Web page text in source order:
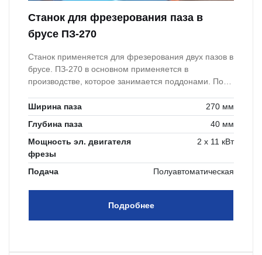
Станок для фрезерования паза в
брусе ПЗ-270
Станок применяется для фрезерования двух пазов в
брусе. ПЗ-270 в основном применяется в
производстве, которое занимается поддонами. Под
погрузчика.
Ширина паза
270 мм
Глубина паза
40 мм
Мощность эл. двигателя
фрезы
2 х 11 кВт
Подача Полуавтоматическая
Подробнее